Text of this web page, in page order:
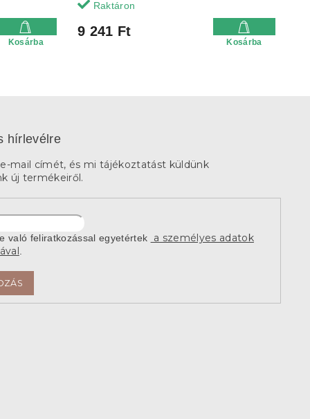
Kosárba
Raktáron
9 241 Ft
Kosárba
hírlevélre
mail címét, és mi tájékoztatást küldünk
új termékeiről.
való feliratkozással egyetértek
a személyes adatok
.